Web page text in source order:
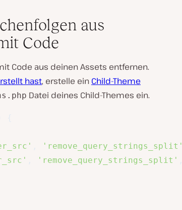
aus
Code
Code aus deinen Assets entfernen.
hast, erstelle ein Child-Theme
Datei deines Child-Themes ein.
'remove_query_strings_split'
'remove_query_strings_split'